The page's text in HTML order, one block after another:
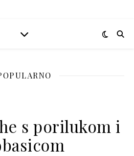
s porilukom i